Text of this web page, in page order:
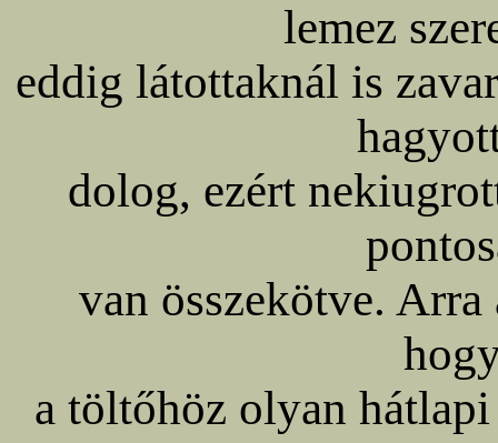
lemez
eddig látottaknál is
dolog, ezért
van összekötve.
a töltőhöz olyan